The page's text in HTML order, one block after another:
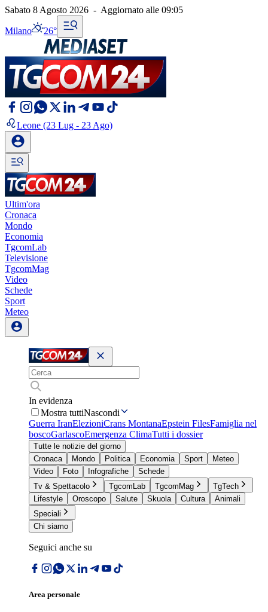
Sabato 8 Agosto 2026 - Aggiornato alle 09:05
Milano 26°
Leone (23 Lug - 23 Ago)
Ultim'ora
Cronaca
Mondo
Economia
TgcomLab
Televisione
TgcomMag
Video
Schede
Sport
Meteo
In evidenza
Mostra tuttiNascondi
Guerra IranElezioniCrans MontanaEpstein FilesFamiglia nel
boscoGarlascoEmergenza ClimaTutti i dossier
Tutte le notizie del giorno
Cronaca
Mondo Politica Economia Sport
Meteo
Video
Foto Infografiche
Schede
Tv & Spettacolo
TgcomLab TgcomMag
TgTech
Lifestyle
Oroscopo Salute Skuola Cultura
Animali
Speciali
Chi siamo
Seguici anche su
Area personale